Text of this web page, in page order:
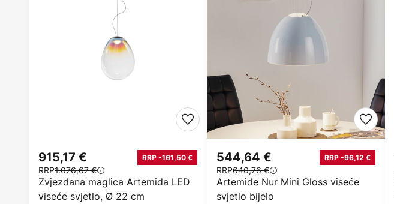
Zvjezdana maglica Artemida LED
viseće svjetlo, Ø 22 cm
915,17 € RRP -161,50 €
RRP1.076,67 €
Artemide Nur Mini Gloss viseće
svjetlo bijelo
544,64 € RRP -96,12 €
RRP640,76 €